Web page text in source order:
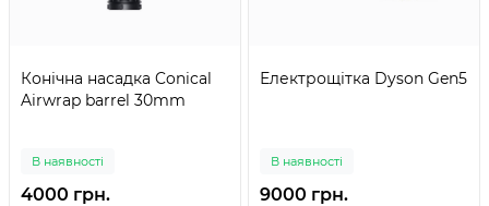
Конічна насадка Conical
Airwrap barrel 30mm
В наявності
4000 грн.
Електрощітка Dyson Gen5
В наявності
9000 грн.